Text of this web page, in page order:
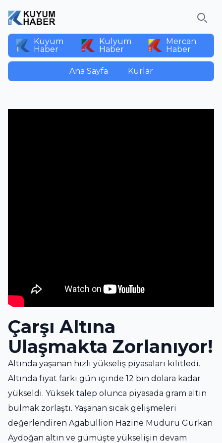
Kuyum
Haber
Kulyum
Haber
Mercan
Haber
Ana Sayfa Kurlar
Çarşı Altına
Ulaşmakta Zorlanıyor!
Altında yaşanan hızlı yükseliş piyasaları kilitledi.
Altında fiyat farkı gün içinde 12 bin dolara kadar
yükseldi. Yüksek talep olunca piyasada gram altın
bulmak zorlaştı. Yaşanan sıcak gelişmeleri
değerlendiren Agabullion Hazine Müdürü Gürkan
Aydoğan altın ve gümüşte yükselişin devam